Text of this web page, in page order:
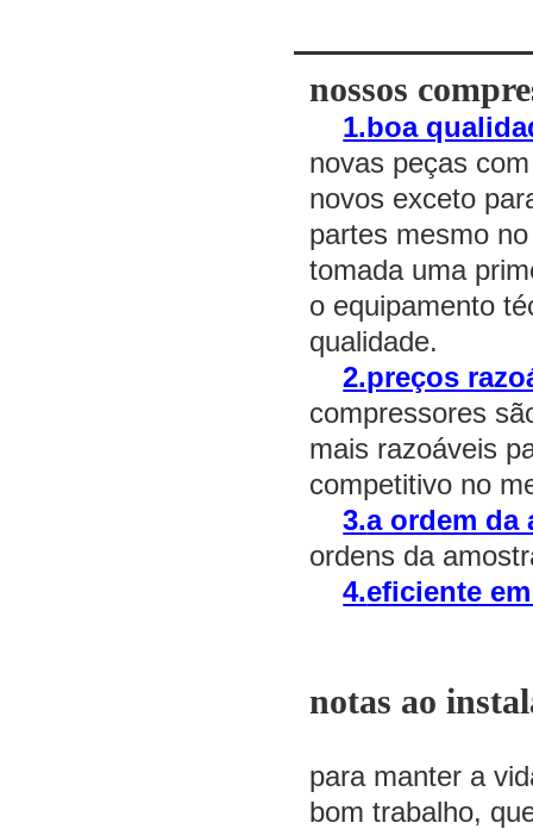
nossos
1.boa
novas peças
novos exceto
partes mesmo
tomada uma
o equipamento
qualidade.
2.preços
compressores
mais razoáveis
competitivo no
3.a ordem da
ordens da
4.eficiente
notas ao
para manter a
bom trabalho,